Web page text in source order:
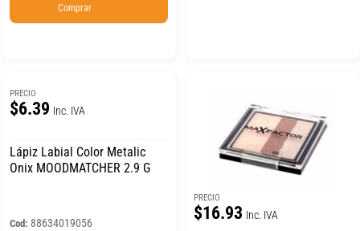
Comprar
PRECIO
$6.39 Inc. IVA
Lápiz Labial Color Metalic
Onix MOODMATCHER 2.9 G
Cod: 88634019056
PRECIO
$16.93 Inc. IVA